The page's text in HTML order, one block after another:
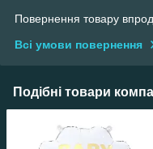
Повернення товару
Всі умови повернення
Подібні товари